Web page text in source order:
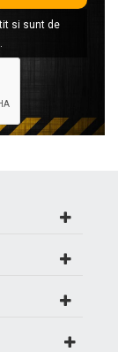
si sunt de
.